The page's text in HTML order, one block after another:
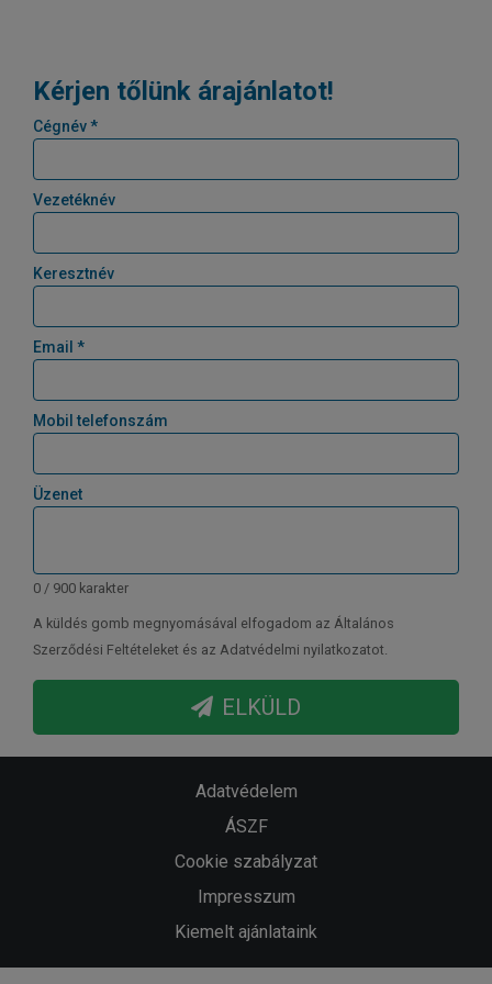
Kérjen tőlünk árajánlatot!
Cégnév *
Vezetéknév
Keresztnév
Email *
Mobil telefonszám
Üzenet
0 / 900 karakter
A küldés gomb megnyomásával elfogadom az Általános
Szerződési Feltételeket és az Adatvédelmi nyilatkozatot.
ELKÜLD
Adatvédelem
ÁSZF
Cookie szabályzat
Impresszum
Kiemelt ajánlataink